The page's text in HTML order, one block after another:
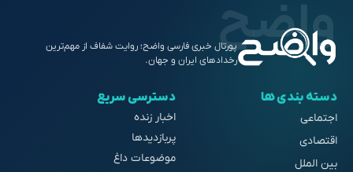
پورتال خبری فارسی واضح؛ روایت شفاف از مهم‌ترین
رخدادهای ایران و جهان.
دسته بندی ها
اجتماعی
اقتصادی
بین الملل
دسترسی سریع
اخبار زنده
پربازدیدها
موضوعات داغ